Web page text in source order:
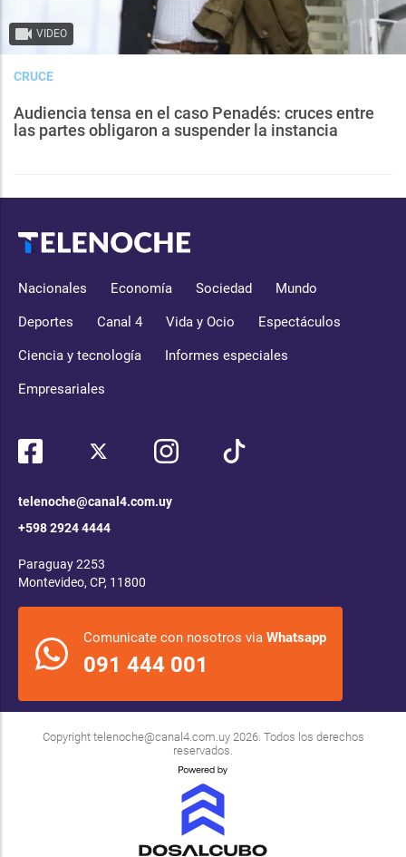
VIDEO
CRUCE
Audiencia tensa en el caso Penadés: cruces entre
las partes obligaron a suspender la instancia
Nacionales Economía Sociedad Mundo
Deportes Canal 4 Vida y Ocio Espectáculos
Ciencia y tecnología Informes especiales
Empresariales
telenoche@canal4.com.uy
+598 2924 4444
Paraguay 2253
Montevideo, CP, 11800
Comunicate con nosotros via Whatsapp
091 444 001
Copyright telenoche@canal4.com.uy2026. Todos los derechos
reservados.